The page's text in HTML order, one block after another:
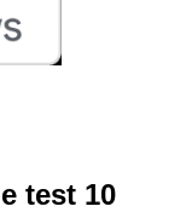
test 10